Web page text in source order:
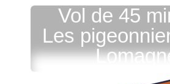
Vol de 45
Les